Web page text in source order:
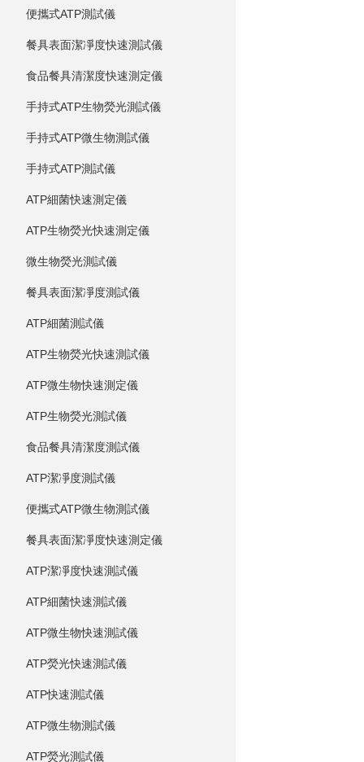
便攜式ATP測試儀
餐具表面潔凈度快速測試儀
食品餐具清潔度快速測定儀
手持式ATP生物熒光測試儀
手持式ATP微生物測試儀
手持式ATP測試儀
ATP細菌快速測定儀
ATP生物熒光快速測定儀
微生物熒光測試儀
餐具表面潔凈度測試儀
ATP細菌測試儀
ATP生物熒光快速測試儀
ATP微生物快速測定儀
ATP生物熒光測試儀
食品餐具清潔度測試儀
ATP潔凈度測試儀
便攜式ATP微生物測試儀
餐具表面潔凈度快速測定儀
ATP潔凈度快速測試儀
ATP細菌快速測試儀
ATP微生物快速測試儀
ATP熒光快速測試儀
ATP快速測試儀
ATP微生物測試儀
ATP熒光測試儀